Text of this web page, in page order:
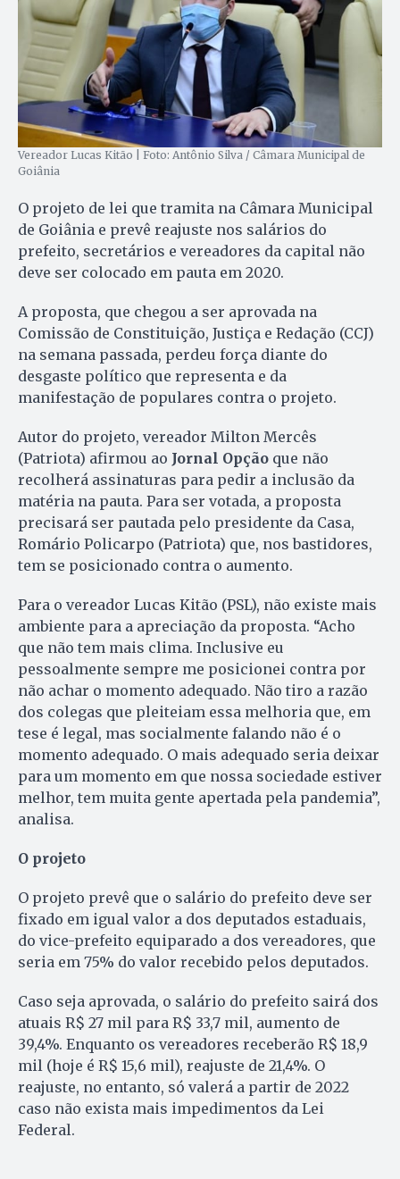
Vereador Lucas Kitão | Foto: Antônio Silva / Câmara Municipal de
Goiânia
O projeto de lei que tramita na Câmara Municipal
de Goiânia e prevê reajuste nos salários do
prefeito, secretários e vereadores da capital não
deve ser colocado em pauta em 2020.
A proposta, que chegou a ser aprovada na
Comissão de Constituição, Justiça e Redação (CCJ)
na semana passada, perdeu força diante do
desgaste político que representa e da
manifestação de populares contra o projeto.
Autor do projeto, vereador Milton Mercês
(Patriota) afirmou ao Jornal Opção que não
recolherá assinaturas para pedir a inclusão da
matéria na pauta. Para ser votada, a proposta
precisará ser pautada pelo presidente da Casa,
Romário Policarpo (Patriota) que, nos bastidores,
tem se posicionado contra o aumento.
Para o vereador Lucas Kitão (PSL), não existe mais
ambiente para a apreciação da proposta. “Acho
que não tem mais clima. Inclusive eu
pessoalmente sempre me posicionei contra por
não achar o momento adequado. Não tiro a razão
dos colegas que pleiteiam essa melhoria que, em
tese é legal, mas socialmente falando não é o
momento adequado. O mais adequado seria deixar
para um momento em que nossa sociedade estiver
melhor, tem muita gente apertada pela pandemia”,
analisa.
O projeto
O projeto prevê que o salário do prefeito deve ser
fixado em igual valor a dos deputados estaduais,
do vice-prefeito equiparado a dos vereadores, que
seria em 75% do valor recebido pelos deputados.
Caso seja aprovada, o salário do prefeito sairá dos
atuais R$ 27 mil para R$ 33,7 mil, aumento de
39,4%. Enquanto os vereadores receberão R$ 18,9
mil (hoje é R$ 15,6 mil), reajuste de 21,4%. O
reajuste, no entanto, só valerá a partir de 2022
caso não exista mais impedimentos da Lei
Federal.